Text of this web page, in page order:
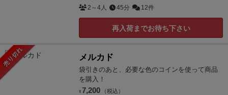
2～4人 45分 12件
再入荷までお待ち下さい
売り切れ メルカド
袋引きのあと、必要な色のコインを使って商品
を購入！
¥ 7,200 （税込）